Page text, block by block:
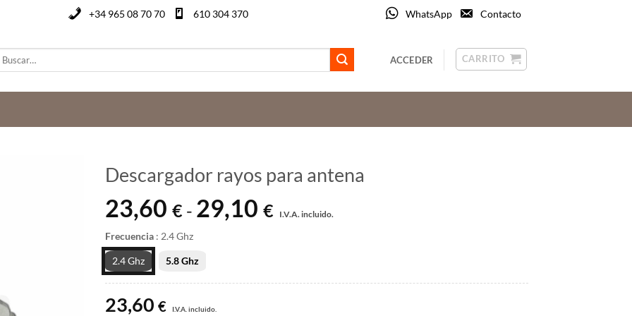
+34 965 08 70 70 610 304 370 WhatsApp Contacto
ACCEDER CARRITO
Descargador rayos para antena
23,60 € - 29,10 €
de
hasta
I.V.A. incluido.
Frecuencia : 2.4 Ghz
2.4 Ghz 5.8 Ghz
23,60 € I.V.A. incluido.